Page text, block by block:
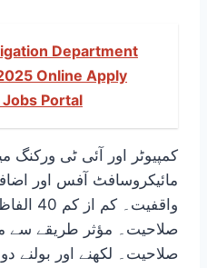
Department
Online Apply
Jobs Portal
کمپیوٹر اور آئی ٹی ورکنگ
مائیکروسافٹ آفس اور
صلاحیت۔ مؤثر طریقے سے
صلاحیت۔ لکھنے اور بولنے